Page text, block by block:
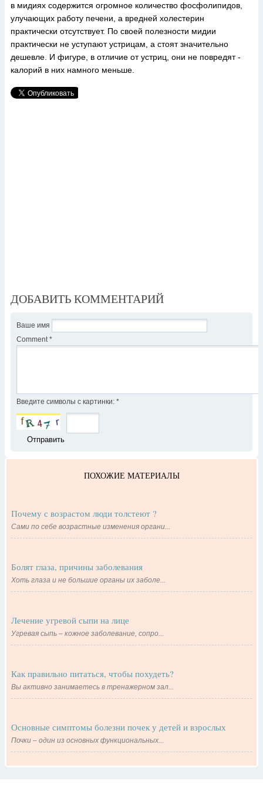
в мидиях содержится огромное количество фосфолипидов,
улучающих работу печени, а вредней холестерин
практически отсутствует. По своей полезности мидии
практически не уступают устрицам, а стоят значительно
дешевле. И фигуре, в отличие от устриц, они не повредят -
калорий в них намного меньше.
ДОБАВИТЬ КОММЕНТАРИЙ
Ваше имя
Comment *
Введите символы с картинки: *
ПОХОЖИЕ МАТЕРИАЛЫ
Почему с возрастом люди толстеют ?
Сами по себе возрастные изменения органи...
Болят глаза, причины заболевания
Хоть глаза и не большие органы их заболе...
Лечение угревой сыпи на лице
Угревая сыпь – кожное заболевание, сопро...
Как правильно питаться, чтобы похудеть?
Вы активно занимаетесь в тренажерном зал...
Основные симптомы болезни почек у детей и взрослых
Почки – один из основных функциональных...